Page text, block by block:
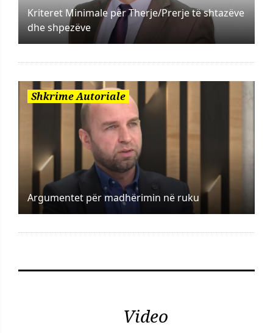
Kriteret Minimale për Therje/Prerje të shtazëve
dhe shpezëve
Shkrime Autoriale
Argumentet për madhërimin në ruku
Video